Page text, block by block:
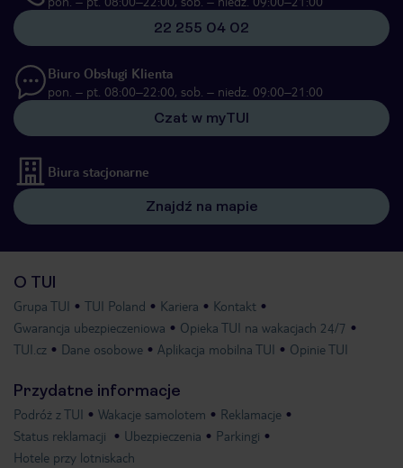
22 255 04 02
Biuro Obsługi Klienta
pon. – pt. 08:00–22:00, sob. – niedz. 09:00–21:00
Czat w myTUI
Biura stacjonarne
Znajdź na mapie
O TUI
Grupa TUI TUI Poland Kariera
Kontakt
Gwarancja ubezpieczeniowa
Opieka TUI na wakacjach 24/7
TUI.cz
Dane osobowe Aplikacja mobilna TUI Opinie TUI
Przydatne informacje
Podróż z TUI Wakacje samolotem
Reklamacje
Status reklamacji
Ubezpieczenia
Parkingi
Hotele przy lotniskach